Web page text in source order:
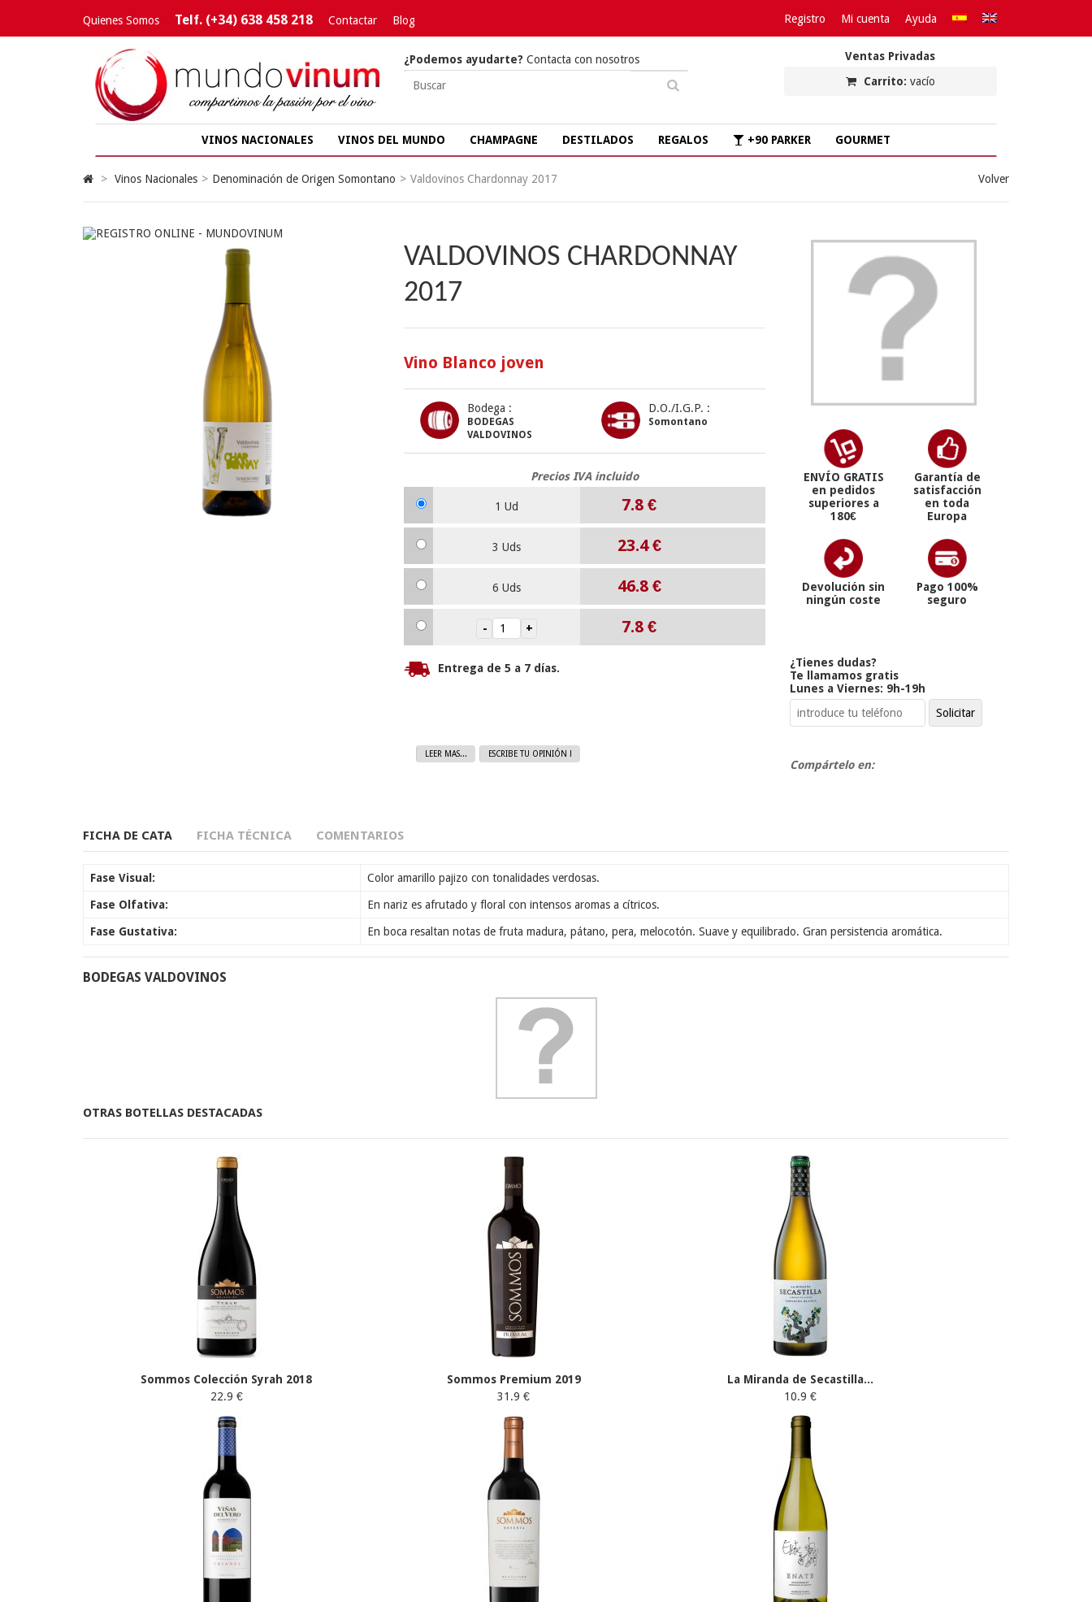
Quienes Somos Telf. (+34) 638 458 218 Contactar Blog Registro Mi cuenta Ayuda
Ventas Privadas
Carrito: vacío
¿Podemos ayudarte? Contacta con nosotros
VINOS NACIONALES VINOS DEL MUNDO CHAMPAGNE DESTILADOS REGALOS +90 PARKER GOURMET
> Vinos Nacionales > Denominación de Origen Somontano > Valdovinos Chardonnay 2017 Volver
VALDOVINOS CHARDONNAY
2017
Vino Blanco joven
Bodega :
BODEGAS
VALDOVINOS
D.O./I.G.P. :
Somontano
Precios IVA incluido
1 Ud 7.8€
3 Uds 23.4€
6 Uds 46.8 €
7.8€
Entrega de 5 a 7 días.
LEER MAS... ESCRIBE TU OPINIÓN !
ENVÍO GRATIS
en pedidos
superiores a
180€
Garantía de
satisfacción
en toda
Europa
Devolución sin
ningún coste
Pago 100%
seguro
¿Tienes dudas?
Te llamamos gratis
Lunes a Viernes: 9h-19h
Compártelo en:
FICHA DE CATA FICHA TÉCNICA COMENTARIOS
Fase Visual: Color amarillo pajizo con tonalidades verdosas.
Fase Olfativa: En nariz es afrutado y floral con intensos aromas a cítricos.
Fase Gustativa: En boca resaltan notas de fruta madura, pátano, pera, melocotón. Suave y equilibrado. Gran persistencia aromática.
BODEGAS VALDOVINOS
OTRAS BOTELLAS DESTACADAS
Sommos Colección Syrah 2018
22.9 €
Sommos Premium 2019
31.9 €
La Miranda de Secastilla...
10.9 €